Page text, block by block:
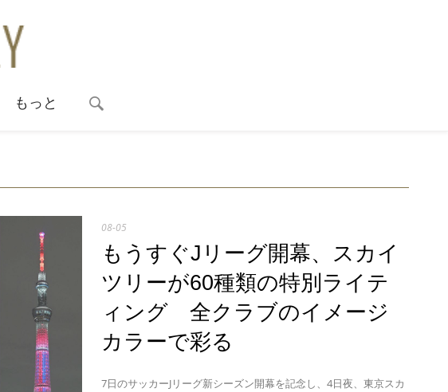
もっと
08-05
もうすぐJリーグ開幕、スカイ
ツリーが60種類の特別ライテ
ィング 全クラブのイメージ
カラーで彩る
7日のサッカーJリーグ新シーズン開幕を記念し、4日夜、東京スカ